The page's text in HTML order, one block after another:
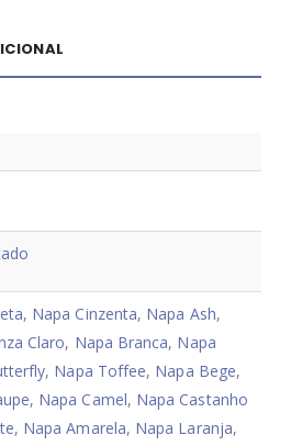
, Napa Cinzenta, Napa Ash,
Claro, Napa Branca, Napa
, Napa Toffee, Napa Bege,
, Napa Camel, Napa Castanho
, Napa Amarela, Napa Laranja,